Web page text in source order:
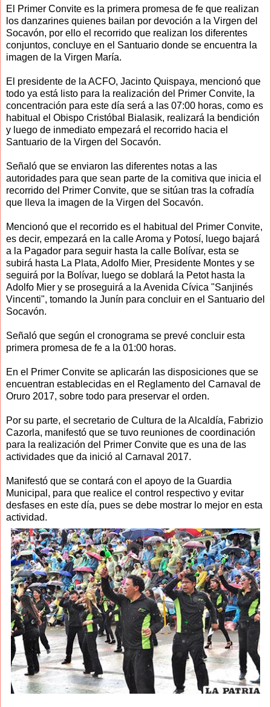
El Primer Convite es la primera promesa de fe que realizan
los danzarines quienes bailan por devoción a la Virgen del
Socavón, por ello el recorrido que realizan los diferentes
conjuntos, concluye en el Santuario donde se encuentra la
imagen de la Virgen María.
El presidente de la ACFO, Jacinto Quispaya, mencionó que
todo ya está listo para la realización del Primer Convite, la
concentración para este día será a las 07:00 horas, como es
habitual el Obispo Cristóbal Bialasik, realizará la bendición
y luego de inmediato empezará el recorrido hacia el
Santuario de la Virgen del Socavón.
Señaló que se enviaron las diferentes notas a las
autoridades para que sean parte de la comitiva que inicia el
recorrido del Primer Convite, que se sitúan tras la cofradía
que lleva la imagen de la Virgen del Socavón.
Mencionó que el recorrido es el habitual del Primer Convite,
es decir, empezará en la calle Aroma y Potosí, luego bajará
a la Pagador para seguir hasta la calle Bolívar, esta se
subirá hasta La Plata, Adolfo Mier, Presidente Montes y se
seguirá por la Bolívar, luego se doblará la Petot hasta la
Adolfo Mier y se proseguirá a la Avenida Cívica "Sanjinés
Vincenti", tomando la Junín para concluir en el Santuario del
Socavón.
Señaló que según el cronograma se prevé concluir esta
primera promesa de fe a la 01:00 horas.
En el Primer Convite se aplicarán las disposiciones que se
encuentran establecidas en el Reglamento del Carnaval de
Oruro 2017, sobre todo para preservar el orden.
Por su parte, el secretario de Cultura de la Alcaldía, Fabrizio
Cazorla, manifestó que se tuvo reuniones de coordinación
para la realización del Primer Convite que es una de las
actividades que da inició al Carnaval 2017.
Manifestó que se contará con el apoyo de la Guardia
Municipal, para que realice el control respectivo y evitar
desfases en este día, pues se debe mostrar lo mejor en esta
actividad.